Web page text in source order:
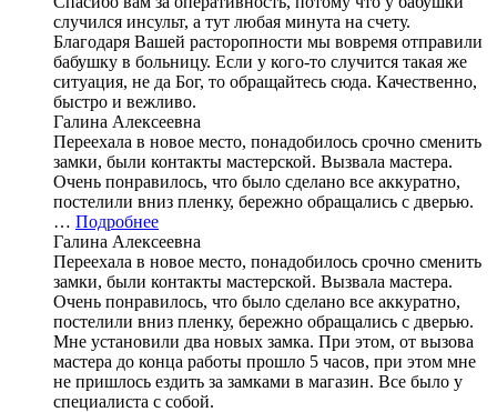
случился инсульт, а тут любая минута на счету.
Благодаря Вашей расторопности мы вовремя отправили
бабушку в больницу. Если у кого-то случится такая же
ситуация, не да Бог, то обращайтесь сюда. Качественно,
быстро и вежливо.
Галина Алексеевна
Переехала в новое место, понадобилось срочно сменить
замки, были контакты мастерской. Вызвала мастера.
Очень понравилось, что было сделано все аккуратно,
постелили вниз пленку, бережно обращались с дверью.
… Подробнее
Галина Алексеевна
Переехала в новое место, понадобилось срочно сменить
замки, были контакты мастерской. Вызвала мастера.
Очень понравилось, что было сделано все аккуратно,
постелили вниз пленку, бережно обращались с дверью.
Мне установили два новых замка. При этом, от вызова
мастера до конца работы прошло 5 часов, при этом мне
не пришлось ездить за замками в магазин. Все было у
специалиста с собой.